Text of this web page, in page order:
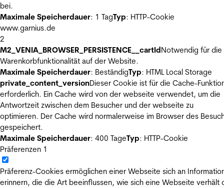
bei.
Maximale Speicherdauer: 1 TagTyp: HTTP-Cookie
www.garnius.de
2
M2_VENIA_BROWSER_PERSISTENCE__cartIdNotwendig für die
Warenkorbfunktionalität auf der Website.
Maximale Speicherdauer: BeständigTyp: HTML Local Storage
private_content_versionDieser Cookie ist für die Cache-
erforderlich. Ein Cache wird von der webseite verwendet, um die
Antwortzeit zwischen dem Besucher und der webseite zu
optimieren. Der Cache wird normalerweise im Browser des
gespeichert.
Maximale Speicherdauer: 400 TageTyp: HTTP-Cookie
Präferenzen 1
Präferenz-Cookies ermöglichen einer Webseite sich an
erinnern, die die Art beeinflussen, wie sich eine Webseite verhält